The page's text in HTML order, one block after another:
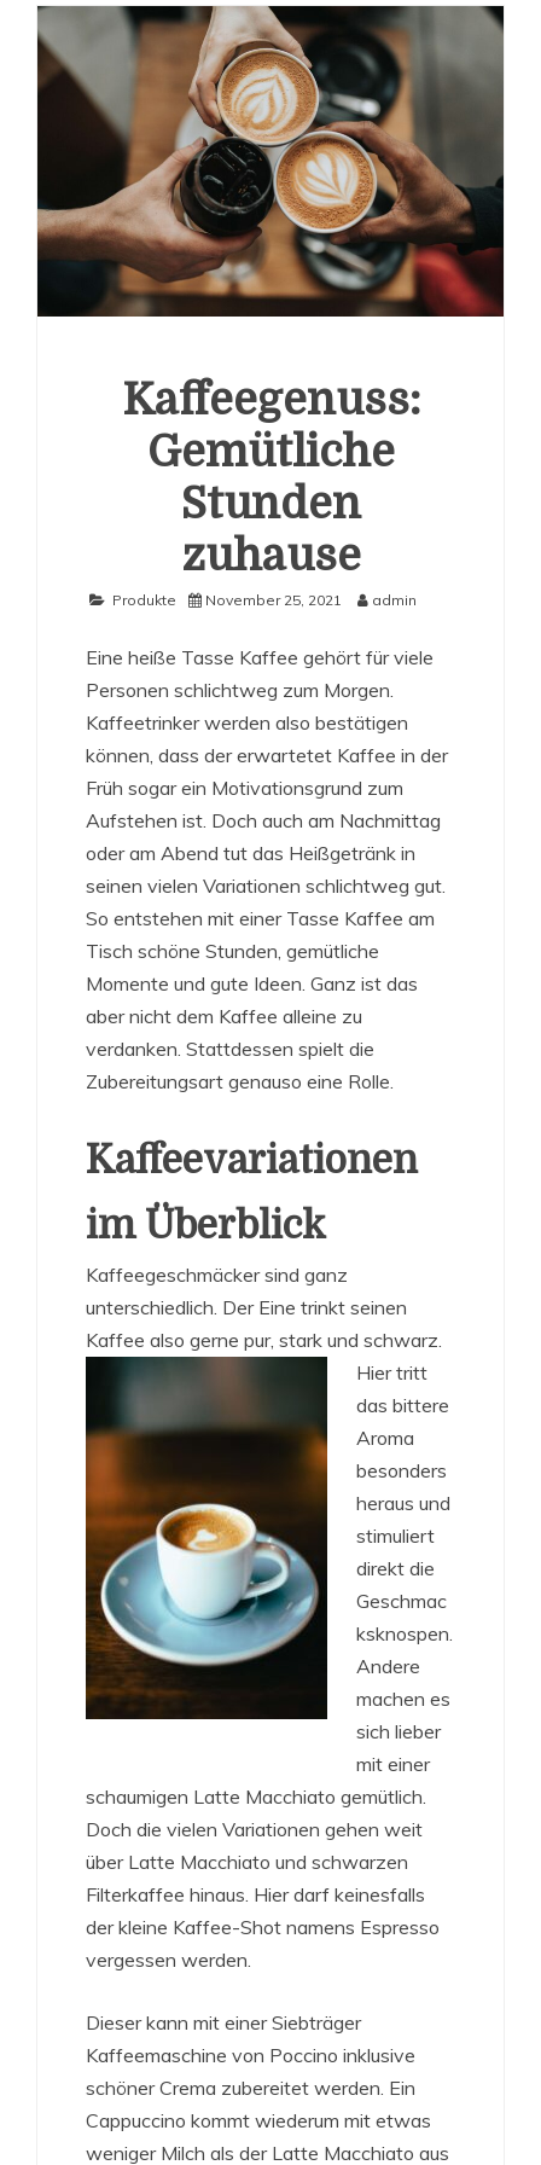
Kaffeegenuss:
Gemütliche
Stunden
zuhause
Produkte November 25, 2021 admin
Eine heiße Tasse Kaffee gehört für viele
Personen schlichtweg zum Morgen.
Kaffeetrinker werden also bestätigen
können, dass der erwartetet Kaffee in der
Früh sogar ein Motivationsgrund zum
Aufstehen ist. Doch auch am Nachmittag
oder am Abend tut das Heißgetränk in
seinen vielen Variationen schlichtweg gut.
So entstehen mit einer Tasse Kaffee am
Tisch schöne Stunden, gemütliche
Momente und gute Ideen. Ganz ist das
aber nicht dem Kaffee alleine zu
verdanken. Stattdessen spielt die
Zubereitungsart genauso eine Rolle.
Kaffeevariationen
im Überblick
Kaffeegeschmäcker sind ganz
unterschiedlich. Der Eine trinkt seinen
Kaffee also gerne pur, stark und schwarz.
Hier tritt
das bittere
Aroma
besonders
heraus und
stimuliert
direkt die
Geschmac
ksknospen.
Andere
machen es
sich lieber
mit einer
schaumigen Latte Macchiato gemütlich.
Doch die vielen Variationen gehen weit
über Latte Macchiato und schwarzen
Filterkaffee hinaus. Hier darf keinesfalls
der kleine Kaffee-Shot namens Espresso
vergessen werden.
Dieser kann mit einer Siebträger
Kaffeemaschine von Poccino inklusive
schöner Crema zubereitet werden. Ein
Cappuccino kommt wiederum mit etwas
weniger Milch als der Latte Macchiato aus